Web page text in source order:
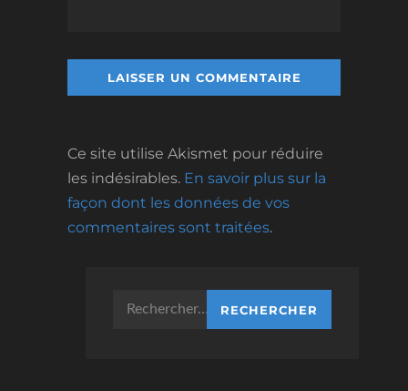
Ce site utilise Akismet pour réduire
les indésirables. En savoir plus sur la
façon dont les données de vos
commentaires sont traitées.
Rechercher :